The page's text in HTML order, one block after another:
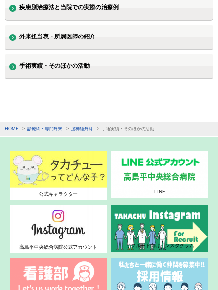
疾患別治療法と当院での実際の治療例
外来担当表・所属医師の紹介
手術実績・そのほかの活動
HOME 診療科・専門外来 脳神経外科 手術実績・そのほかの活動
公式キャラクター LINE
高島平中央総合病院公式アカウント リクルート向けインスタグラム